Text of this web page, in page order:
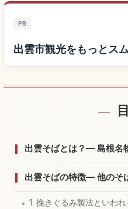
PR
出雲市観光をもっとス
出雲市付
出雲市の
出雲そばとは？— 島根名
出雲そばの特徴— 他のそ
1. 挽きぐるみ製法といわ